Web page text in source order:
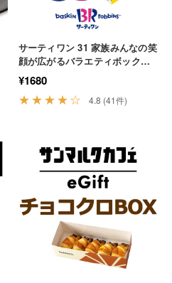
サーティワン 31 家族みんなの笑
顔が広がるバラエティボックス
でお家カフェ おやつ 手土産 ス
イーツ
¥1680
★★★★☆ 4.8 (41件)